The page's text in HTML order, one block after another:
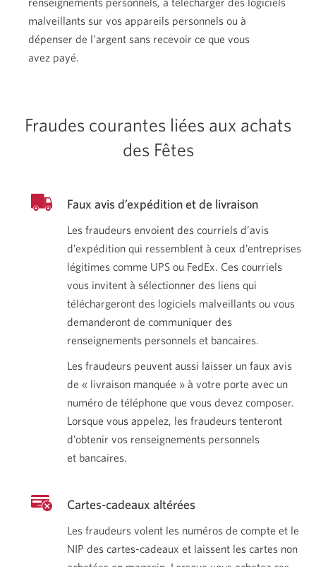
malveillants sur vos appareils personnels ou à
dépenser de l’argent sans recevoir ce que vous
avez payé.
Fraudes courantes liées aux achats
des Fêtes
Faux avis d’expédition etde livraison
Les fraudeurs envoient des courriels d’avis
d’expédition qui ressemblent à ceux d’entreprises
légitimes comme UPS ou FedEx. Ces courriels
vous invitent à sélectionner des liens qui
téléchargeront des logiciels malveillants ou vous
demanderont de communiquer des
renseignements personnels et bancaires.
Les fraudeurs peuvent aussi laisser un faux avis
de « livraison manquée » à votre porte avec un
numéro de téléphone que vous devez composer.
Lorsque vous appelez, les fraudeurs tenteront
d’obtenir vos renseignements personnels
et bancaires.
Cartes-cadeaux altérées
Les fraudeurs volent les numéros de compte et le
NIP des cartes-cadeaux et laissent les cartes non